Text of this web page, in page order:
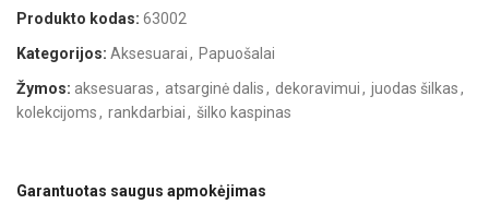
Produkto kodas:63002
Kategorijos: Aksesuarai, Papuošalai
Žymos: aksesuaras, atsarginė dalis, dekoravimui, juodas šilkas,
kolekcijoms, rankdarbiai, šilko kaspinas
Garantuotas saugus apmokėjimas